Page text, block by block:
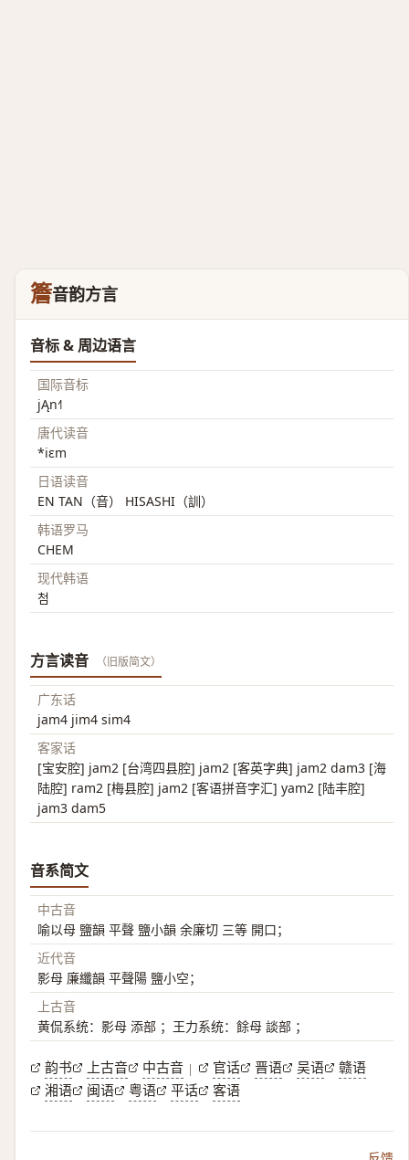
簷音韵方言
音标 & 周边语言
国际音标
jĄn˧˥
唐代读音
*iɛm
日语读音
EN TAN（音） HISASHI（訓）
韩语罗马
CHEM
现代韩语
첨
方言读音 （旧版简文）
广东话
jam4 jim4 sim4
客家话
[宝安腔] jam2 [台湾四县腔] jam2 [客英字典] jam2 dam3 [海
陆腔] ram2 [梅县腔] jam2 [客语拼音字汇] yam2 [陆丰腔]
jam3 dam5
音系简文
中古音
喻以母 鹽韻 平聲 鹽小韻 余廉切 三等 開口；
近代音
影母 廉纖韻 平聲陽 鹽小空；
上古音
黄侃系统：影母 添部 ；王力系统：餘母 談部 ；
韵书 上古音 中古音 | 官话 晋语 吴语
赣语
湘语
闽语 粤语 平话 客语